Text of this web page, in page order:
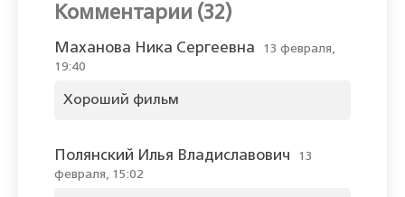
Комментарии (32)
Маханова Ника Сергеевна
13 февраля,
19:40
Хороший фильм
Полянский Илья Владиславович
13
февраля, 15:02